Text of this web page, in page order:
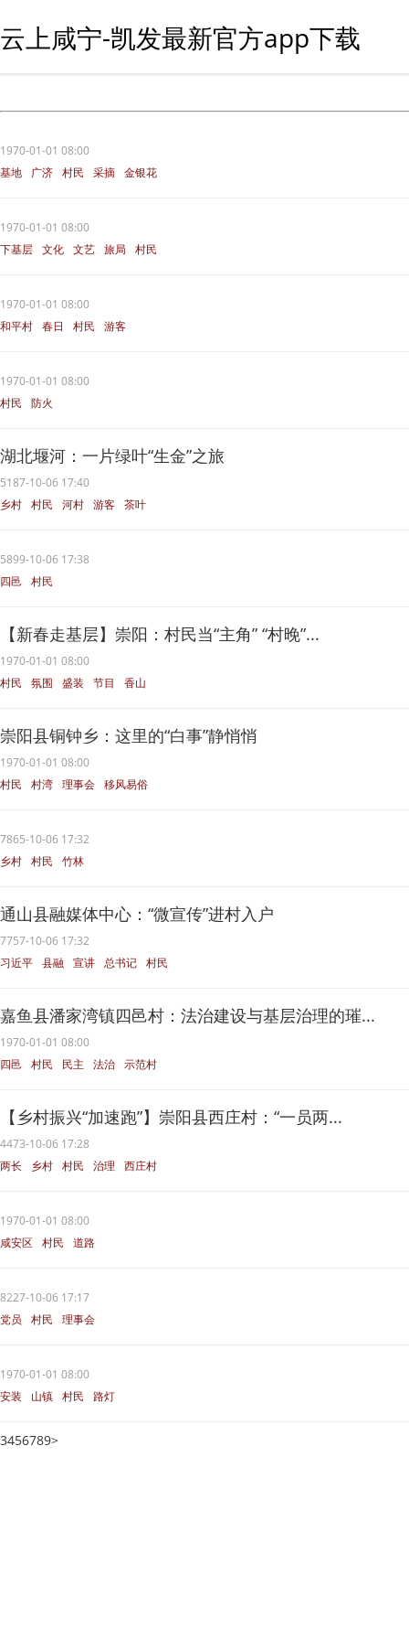
云上咸宁-凯发最新官方app下载
1970-01-01 08:00
基地
广济 村民 采摘 金银花
1970-01-01 08:00
下基层 文化 文艺 旅局 村民
1970-01-01 08:00
和平村 春日 村民 游客
1970-01-01 08:00
村民
防火
湖北堰河：一片绿叶“生金”之旅
5187-10-06 17:40
乡村 村民 河村 游客 茶叶
5899-10-06 17:38
四邑
村民
【新春走基层】崇阳：村民当“主角” “村晚”...
1970-01-01 08:00
村民
氛围 盛装 节目 香山
崇阳县铜钟乡：这里的“白事”静悄悄
1970-01-01 08:00
村民
村湾 理事会 移风易俗
7865-10-06 17:32
乡村 村民 竹林
通山县融媒体中心：“微宣传”进村入户
7757-10-06 17:32
习近平 县融 宣讲 总书记 村民
嘉鱼县潘家湾镇四邑村：法治建设与基层治理的璀...
1970-01-01 08:00
四邑
村民 民主 法治 示范村
【乡村振兴“加速跑”】崇阳县西庄村：“一员两...
4473-10-06 17:28
两长
乡村 村民 治理 西庄村
1970-01-01 08:00
咸安区 村民 道路
8227-10-06 17:17
党员
村民 理事会
1970-01-01 08:00
安装
山镇 村民 路灯
3456789>